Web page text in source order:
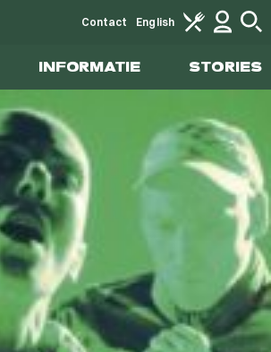
INFORMATIE STORIES
Contact English